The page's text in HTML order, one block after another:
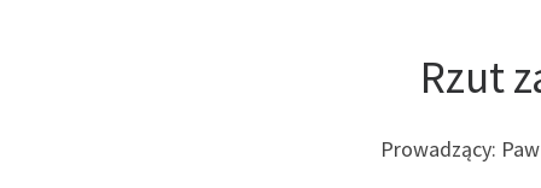
Rzut
Prowadzący: